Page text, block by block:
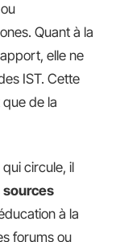
Quant à la
elle ne
IST. Cette
de la
circule, il
sources
à la
forums ou